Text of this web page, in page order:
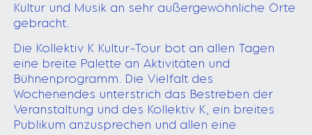
Kultur und Musik an sehr außergewöhnliche Orte
gebracht.
Die Kollektiv K Kultur-Tour bot an allen Tagen
eine breite Palette an Aktivitäten und
Bühnenprogramm. Die Vielfalt des
Wochenendes unterstrich das Bestreben der
Veranstaltung und des Kollektiv K, ein breites
Publikum anzusprechen und allen eine